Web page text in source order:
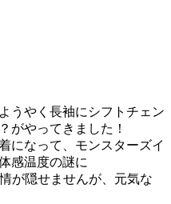
うやく長袖にシフトチェン
がやってきました！
になって、モンスターズイ
感温度の謎に
が隠せませんが、元気な